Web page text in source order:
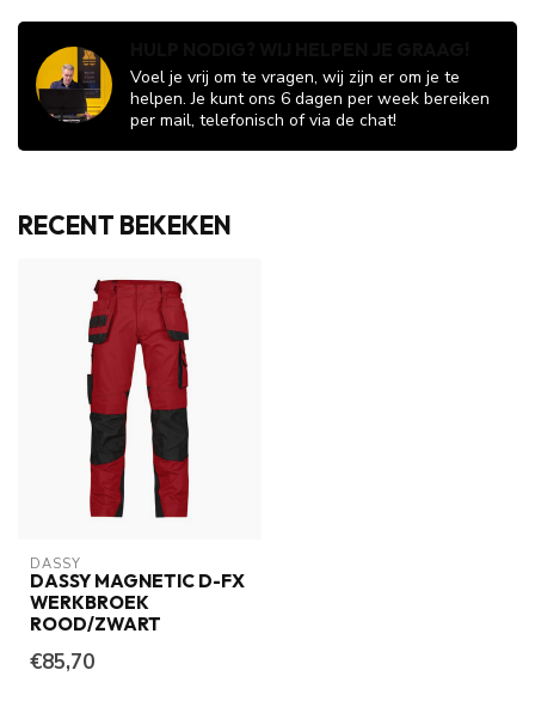
Voel je vrij om te vragen, wij zijn er om je te
helpen. Je kunt ons 6 dagen per week bereiken
per mail, telefonisch of via de chat!
RECENT BEKEKEN
DASSY
DASSY MAGNETIC D-FX
WERKBROEK
ROOD/ZWART
€85,70